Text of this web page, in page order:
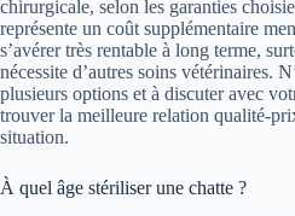
chirurgicale, selon les garanties
représente un coût supplémentaire
s’avérer très rentable à long terme,
nécessite d’autres soins vétérinaires.
plusieurs options et à discuter avec
trouver la meilleure relation qualité-
situation.
À quel âge stériliser une chatte ?